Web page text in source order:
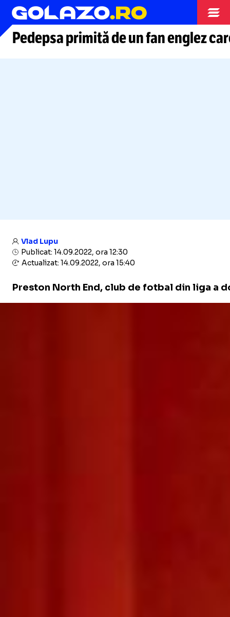
Arhiva fotbal
Pedepsa primită de un fan englez
Vlad Lupu
Publicat: 14.09.2022, ora 12:30
Actualizat: 14.09.2022, ora 15:40
Preston North End, club de fotbal din liga a